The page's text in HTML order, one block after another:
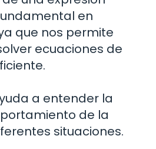
en
que nos permite
ecuaciones de
a entender la
de la
situaciones.